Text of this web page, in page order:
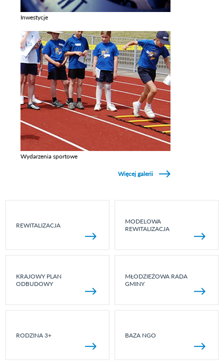
Inwestycje
Wydarzenia sportowe
Więcej galerii
REWITALIZACJA
MODELOWA
REWITALIZACJA
KRAJOWY PLAN
ODBUDOWY
MŁODZIEŻOWA RADA
GMINY
RODZINA 3+ BAZA NGO